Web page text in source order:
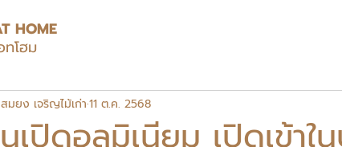
HOME
ทโฮม
เปิดอลูมิเนียม เปิดเข้าใ
สมยง เจริญไม้เก่า11 ต.ค. 2568